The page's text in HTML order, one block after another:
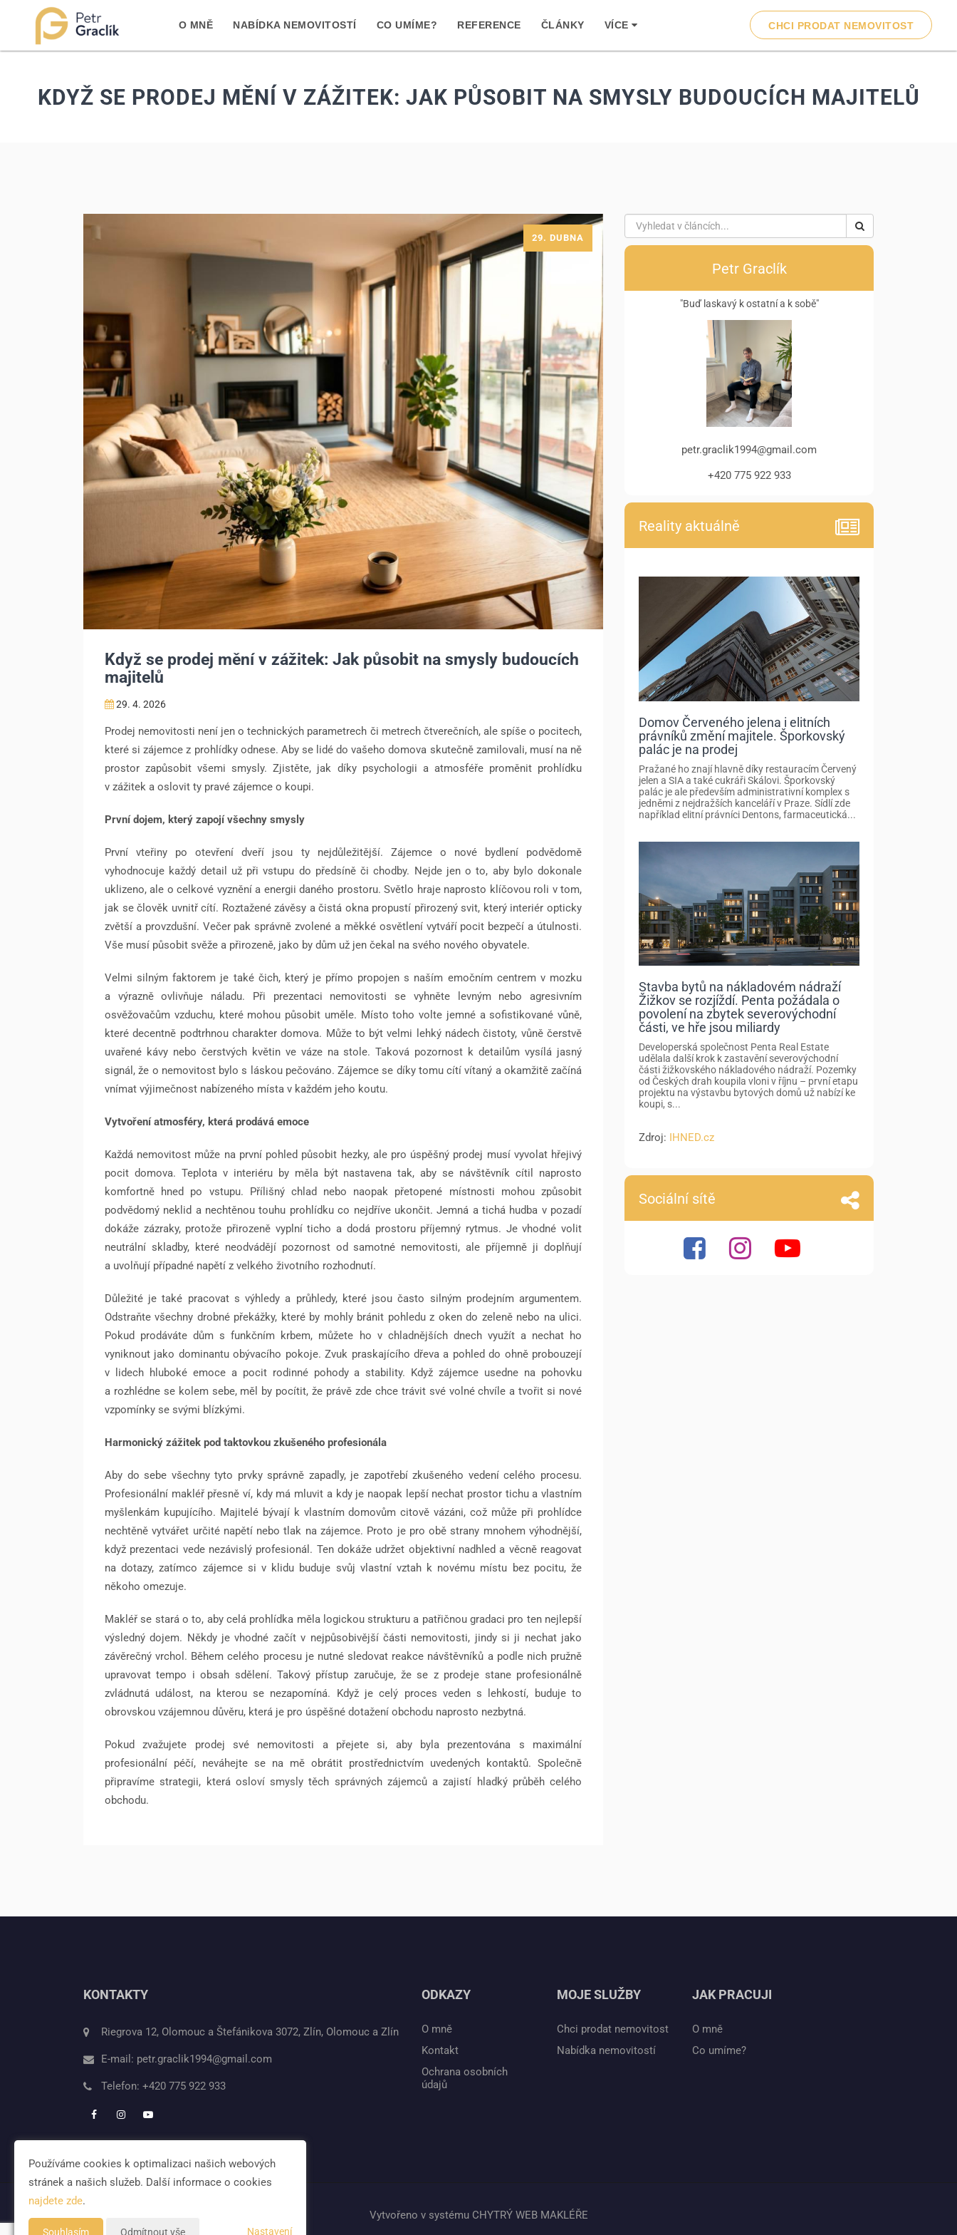
O MNĚ NABÍDKA NEMOVITOSTÍ CO UMÍME? REFERENCE ČLÁNKY VÍCE CHCI PRODAT NEMOVITOST
KDYŽ SE PRODEJ MĚNÍ V ZÁŽITEK: JAK PŮSOBIT NA SMYSLY BUDOUCÍCH MAJITELŮ
Když se prodej mění v zážitek: Jak působit na smysly budoucích
majitelů
29. 4. 2026
29. DUBNA
Prodej nemovitosti není jen o technických parametrech či metrech čtverečních, ale spíše o pocitech,
které si zájemce z prohlídky odnese. Aby se lidé do vašeho domova skutečně zamilovali, musí na ně
prostor zapůsobit všemi smysly. Zjistěte, jak díky psychologii a atmosféře proměnit prohlídku
v zážitek a oslovit ty pravé zájemce o koupi.
První dojem, který zapojí všechny smysly
První vteřiny po otevření dveří jsou ty nejdůležitější. Zájemce o nové bydlení podvědomě
vyhodnocuje každý detail už při vstupu do předsíně či chodby. Nejde jen o to, aby bylo dokonale
uklizeno, ale o celkové vyznění a energii daného prostoru. Světlo hraje naprosto klíčovou roli v tom,
jak se člověk uvnitř cítí. Roztažené závěsy a čistá okna propustí přirozený svit, který interiér opticky
zvětší a provzdušní. Večer pak správně zvolené a měkké osvětlení vytváří pocit bezpečí a útulnosti.
Vše musí působit svěže a přirozeně, jako by dům už jen čekal na svého nového obyvatele.
Velmi silným faktorem je také čich, který je přímo propojen s naším emočním centrem v mozku
a výrazně ovlivňuje náladu. Při prezentaci nemovitosti se vyhněte levným nebo agresivním
osvěžovačům vzduchu, které mohou působit uměle. Místo toho volte jemné a sofistikované vůně,
které decentně podtrhnou charakter domova. Může to být velmi lehký nádech čistoty, vůně čerstvě
uvařené kávy nebo čerstvých květin ve váze na stole. Taková pozornost k detailům vysílá jasný
signál, že o nemovitost bylo s láskou pečováno. Zájemce se díky tomu cítí vítaný a okamžitě začíná
vnímat výjimečnost nabízeného místa v každém jeho koutu.
Vytvoření atmosféry, která prodává emoce
Každá nemovitost může na první pohled působit hezky, ale pro úspěšný prodej musí vyvolat hřejivý
pocit domova. Teplota v interiéru by měla být nastavena tak, aby se návštěvník cítil naprosto
komfortně hned po vstupu. Přílišný chlad nebo naopak přetopené místnosti mohou způsobit
podvědomý neklid a nechtěnou touhu prohlídku co nejdříve ukončit. Jemná a tichá hudba v pozadí
dokáže zázraky, protože přirozeně vyplní ticho a dodá prostoru příjemný rytmus. Je vhodné volit
neutrální skladby, které neodvádějí pozornost od samotné nemovitosti, ale příjemně ji doplňují
a uvolňují případné napětí z velkého životního rozhodnutí.
Důležité je také pracovat s výhledy a průhledy, které jsou často silným prodejním argumentem.
Odstraňte všechny drobné překážky, které by mohly bránit pohledu z oken do zeleně nebo na ulici.
Pokud prodáváte dům s funkčním krbem, můžete ho v chladnějších dnech využít a nechat ho
vyniknout jako dominantu obývacího pokoje. Zvuk praskajícího dřeva a pohled do ohně probouzejí
v lidech hluboké emoce a pocit rodinné pohody a stability. Když zájemce usedne na pohovku
a rozhlédne se kolem sebe, měl by pocítit, že právě zde chce trávit své volné chvíle a tvořit si nové
vzpomínky se svými blízkými.
Harmonický zážitek pod taktovkou zkušeného profesionála
Aby do sebe všechny tyto prvky správně zapadly, je zapotřebí zkušeného vedení celého procesu.
Profesionální makléř přesně ví, kdy má mluvit a kdy je naopak lepší nechat prostor tichu a vlastním
myšlenkám kupujícího. Majitelé bývají k vlastním domovům citově vázáni, což může při prohlídce
nechtěně vytvářet určité napětí nebo tlak na zájemce. Proto je pro obě strany mnohem výhodnější,
když prezentaci vede nezávislý profesionál. Ten dokáže udržet objektivní nadhled a věcně reagovat
na dotazy, zatímco zájemce si v klidu buduje svůj vlastní vztah k novému místu bez pocitu, že
někoho omezuje.
Makléř se stará o to, aby celá prohlídka měla logickou strukturu a patřičnou gradaci pro ten nejlepší
výsledný dojem. Někdy je vhodné začít v nejpůsobivější části nemovitosti, jindy si ji nechat jako
závěrečný vrchol. Během celého procesu je nutné sledovat reakce návštěvníků a podle nich pružně
upravovat tempo i obsah sdělení. Takový přístup zaručuje, že se z prodeje stane profesionálně
zvládnutá událost, na kterou se nezapomíná. Když je celý proces veden s lehkostí, buduje to
obrovskou vzájemnou důvěru, která je pro úspěšné dotažení obchodu naprosto nezbytná.
Pokud zvažujete prodej své nemovitosti a přejete si, aby byla prezentována s maximální
profesionální péčí, neváhejte se na mě obrátit prostřednictvím uvedených kontaktů. Společně
připravíme strategii, která osloví smysly těch správných zájemců a zajistí hladký průběh celého
obchodu.
Petr Graclík
"Buď laskavý k ostatní a k sobě"
petr.graclik1994@gmail.com
+420 775 922 933
Reality aktuálně
Domov Červeného jelena i elitních
právníků změní majitele. Šporkovský
palác je na prodej
Pražané ho znají hlavně díky restauracím Červený
jelen a SIA a také cukráři Skálovi. Šporkovský
palác je ale především administrativní komplex s
jedněmi z nejdražších kanceláří v Praze. Sídlí zde
například elitní právníci Dentons, farmaceutická...
Stavba bytů na nákladovém nádraží
Žižkov se rozjíždí. Penta požádala o
povolení na zbytek severovýchodní
části, ve hře jsou miliardy
Developerská společnost Penta Real Estate
udělala další krok k zastavění severovýchodní
části žižkovského nákladového nádraží. Pozemky
od Českých drah koupila vloni v říjnu – první etapu
projektu na výstavbu bytových domů už nabízí ke
koupi, s...
Zdroj: IHNED.cz
Sociální sítě
KONTAKTY
Riegrova 12, Olomouc a Štefánikova 3072, Zlín, Olomouc a Zlín
E-mail: petr.graclik1994@gmail.com
Telefon: +420 775 922 933
ODKAZY
O mně
Kontakt
Ochrana osobních
údajů
MOJE SLUŽBY
Chci prodat nemovitost
Nabídka nemovitostí
JAK PRACUJI
O mně
Co umíme?
Vytvořeno v systému CHYTRÝ WEB MAKLÉŘE
Používáme cookies k optimalizaci našich webových
stránek a našich služeb. Další informace o cookies
najdete zde.
Souhlasím Odmítnout vše Nastavení